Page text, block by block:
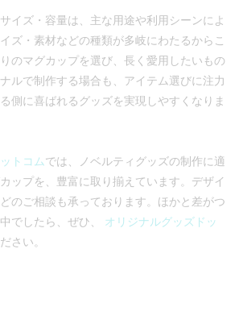
イズ・容量は、主な用途や利用シーンによ
ズ・素材などの種類が多岐にわたるからこ
のマグカップを選び、長く愛用したいもの
ルで制作する場合も、アイテム選びに注力
側に喜ばれるグッズを実現しやすくなりま
トコムでは、ノベルティグッズの制作に適
ップを、豊富に取り揃えています。デザイ
のご相談も承っております。ほかと差がつ
でしたら、ぜひ、 オリジナルグッズドッ
さい。